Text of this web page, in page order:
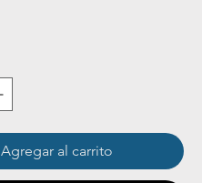
Agregar al carrito